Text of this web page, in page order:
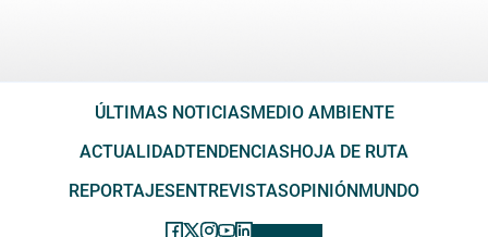
ÚLTIMAS NOTICIASMEDIO AMBIENTE
ACTUALIDADTENDENCIASHOJA DE RUTA
REPORTAJESENTREVISTASOPINIÓNMUNDO